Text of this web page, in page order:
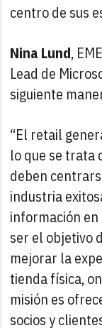
centro de sus
Nina Lund,
Lead de
siguiente
“El retail
lo que se trata
deben
industria
información
ser el objetivo
mejorar la
tienda física,
misión es
socios y